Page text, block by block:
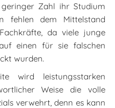
Zahl ihr Studium
fehlen dem Mittelstand
da viele junge
einen für sie falschen
wurden.
wird leistungsstarken
Weise die volle
verwehrt, denn es kann